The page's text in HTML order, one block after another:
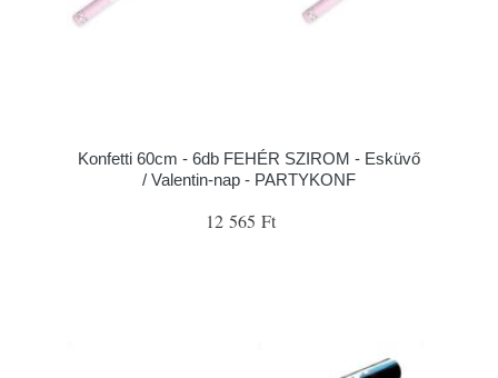
Konfetti 60cm - 6db FEHÉR SZIROM - Esküvő
/ Valentin-nap - PARTYKONF
12 565 Ft